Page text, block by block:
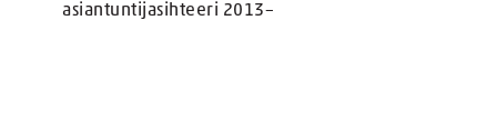
asiantuntijasihteeri 2013–